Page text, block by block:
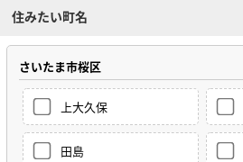
住みたい町名
さいたま市桜区
上大久保
田島